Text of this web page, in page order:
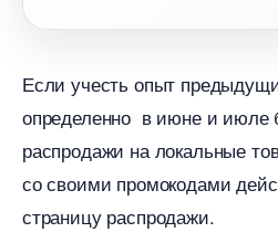
Если учесть опыт
определенно в июне и июле
распродажи на локальные
со своими промокодами
страницу распродажи.